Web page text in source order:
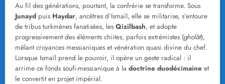
Au fil des générations, pourtant, la confrérie se transforme. Sous
Junayd puis Haydar, ancêtres d’Ismaïl, elle se militarise, s’entoure
de tribus turkmènes fanatisées, les Qizilbash, et adopte
progressivement des éléments chiites, parfois extrémistes (gholât),
mêlant croyances messianiques et vénération quasi divine du chef.
Lorsque Ismaïl prend le pouvoir, il opère un geste radical : il
arrime ce fonds soufi-messianique à la doctrine duodécimaine et
le convertit en projet impérial.